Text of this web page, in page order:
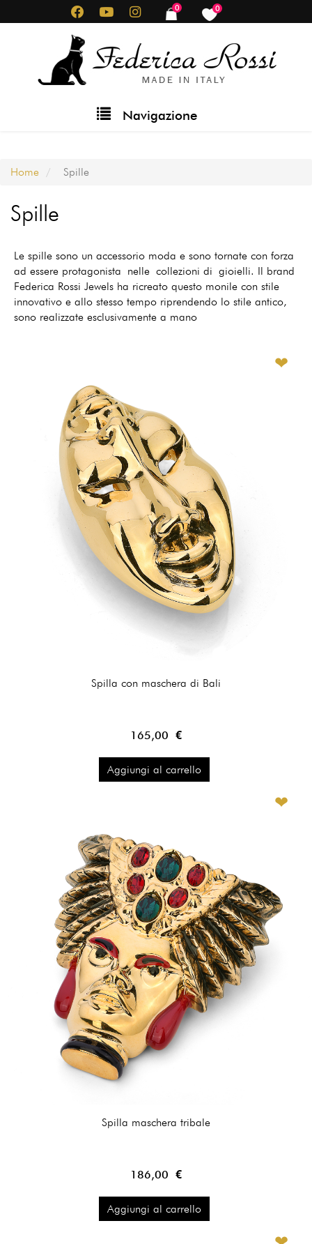
al
0
items
0
items
Navigazione
Home Spille
Spille
Le spille sono un accessorio moda e sono tornate con forza
ad essere protagonista nelle collezioni di gioielli. Il brand
Federica Rossi Jewels ha ricreato questo monile con stile
innovativo e allo stesso tempo riprendendo lo stile antico,
sono realizzate esclusivamente a mano
Spilla con maschera di Bali
165,00 €
Aggiungi al carrello
Spilla maschera tribale
186,00 €
Aggiungi al carrello